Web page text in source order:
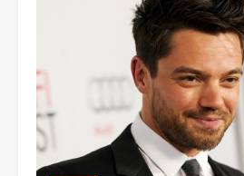
Borg
McEnroe;
Jonathan
Rhys
Meyers
The
12th
man